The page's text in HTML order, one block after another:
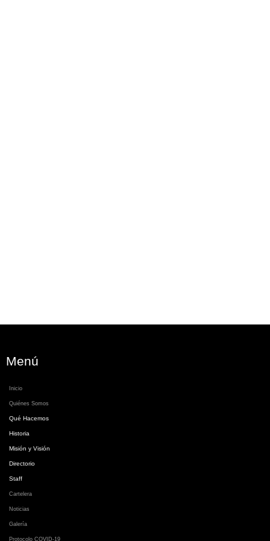
Menú
Inicio
Quiénes Somos
Qué Hacemos
Historia
Misión y Visión
Directorio
Staff
Cartelera
Noticias
Galería
Protocolo COVID-19